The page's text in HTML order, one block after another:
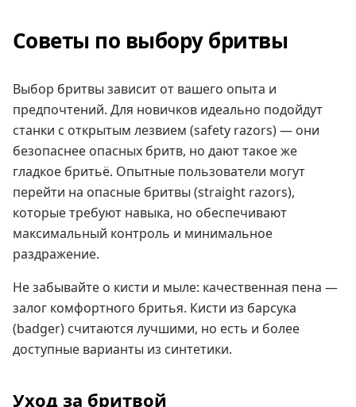
Советы по выбору бритвы
Выбор бритвы зависит от вашего опыта и
предпочтений. Для новичков идеально подойдут
станки с открытым лезвием (safety razors) — они
безопаснее опасных бритв, но дают такое же
гладкое бритьё. Опытные пользователи могут
перейти на опасные бритвы (straight razors),
которые требуют навыка, но обеспечивают
максимальный контроль и минимальное
раздражение.
Не забывайте о кисти и мыле: качественная пена —
залог комфортного бритья. Кисти из барсука
(badger) считаются лучшими, но есть и более
доступные варианты из синтетики.
Уход за бритвой